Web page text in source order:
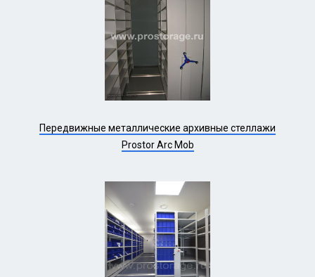
Передвижные металлические архивные стеллажи
Prostor Arc Mob